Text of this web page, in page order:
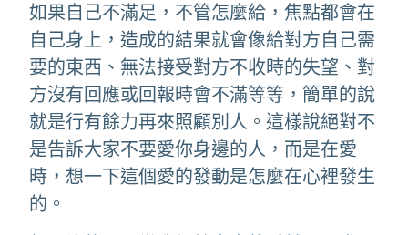
如果自己不滿足，不管怎麼給，焦點都會在
自己身上，造成的結果就會像給對方自己需
要的東西、無法接受對方不收時的失望、對
方沒有回應或回報時會不滿等等，簡單的說
就是行有餘力再來照顧別人。這樣說絕對不
是告訴大家不要愛你身邊的人，而是在愛
時，想一下這個愛的發動是怎麼在心裡發生
的。